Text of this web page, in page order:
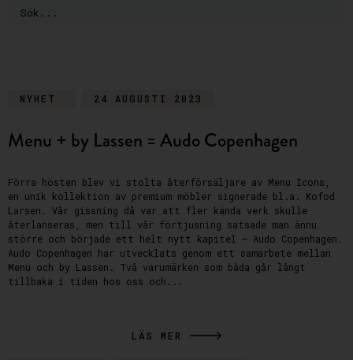
NYHET 24 AUGUSTI 2023
Menu + by Lassen = Audo Copenhagen
Förra hösten blev vi stolta återförsäljare av Menu Icons,
en unik kollektion av premium möbler signerade bl.a. Kofod
Larsen. Vår gissning då var att fler kända verk skulle
återlanseras, men till vår förtjusning satsade man ännu
större och började ett helt nytt kapitel – Audo Copenhagen.
Audo Copenhagen har utvecklats genom ett samarbete mellan
Menu och by Lassen. Två varumärken som båda går långt
tillbaka i tiden hos oss och...
LÄS MER